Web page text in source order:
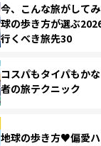
今、こんな旅がして
球の歩き方が選ぶ
行くべき旅先30
コスパもタイパもか
者の旅テクニック
地球の歩き方♥偏愛